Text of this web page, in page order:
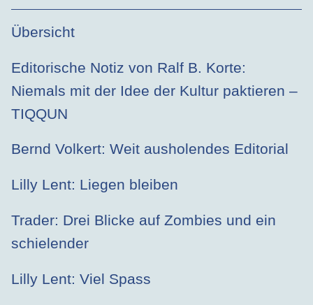
Übersicht
Editorische Notiz von Ralf B. Korte:
Niemals mit der Idee der Kultur paktieren –
TIQQUN
Bernd Volkert: Weit ausholendes Editorial
Lilly Lent: Liegen bleiben
Trader: Drei Blicke auf Zombies und ein
schielender
Lilly Lent: Viel Spass